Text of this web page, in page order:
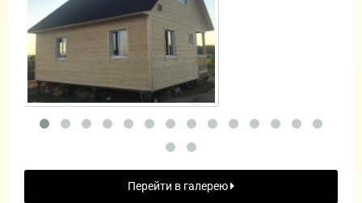
Перейти в галерею